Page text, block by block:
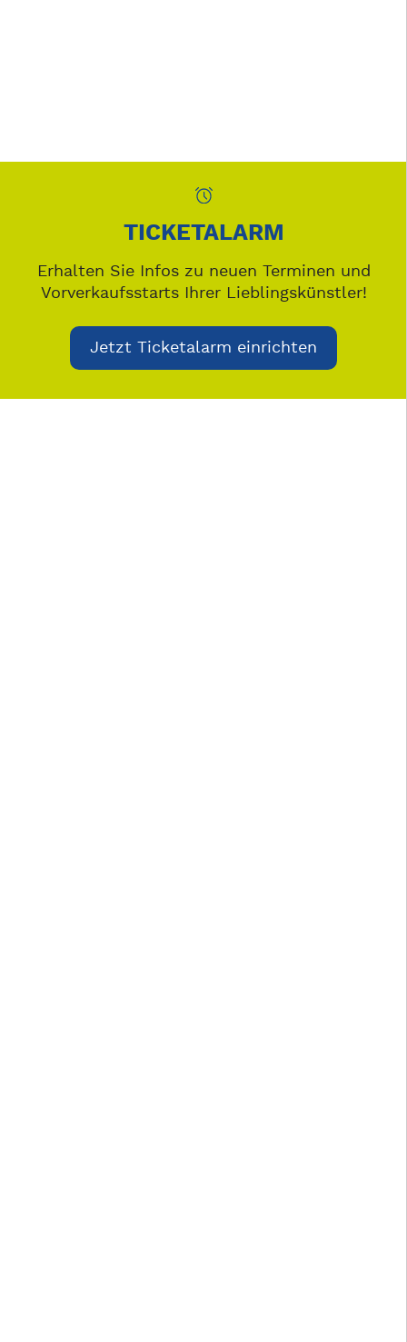
TICKETALARM
Erhalten Sie Infos zu neuen Terminen und
Vorverkaufsstarts Ihrer Lieblingskünstler!
Jetzt Ticketalarm einrichten